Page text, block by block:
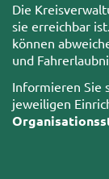
Die
sie erreichbar
können
und
Informieren Sie
jeweiligen